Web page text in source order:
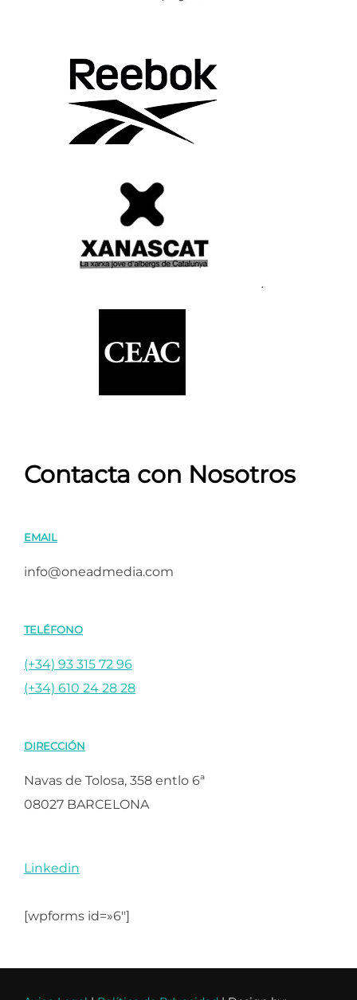
Contacta con Nosotros
EMAIL
info@oneadmedia.com
TELÉFONO
(+34) 93 315 72 96
(+34) 610 24 28 28
DIRECCIÓN
Navas de Tolosa, 358 entlo 6ª
08027 BARCELONA
Linkedin
[wpforms id=»6″]